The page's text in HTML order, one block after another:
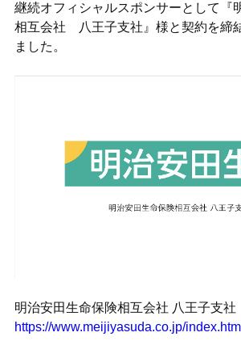
継続オフィシャルスポンサーとして『
相互会社 八王子支社』様と契約を締
ました。
明治安田生命保険相互会社 八王子支
https://www.meijiyasuda.co.jp/index.html